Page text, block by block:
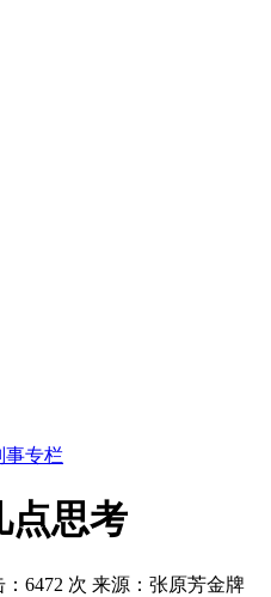
事专栏
点思考
：6472 次 来源：张原芳金牌